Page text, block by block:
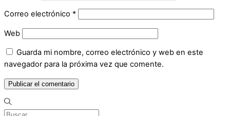
Correo electrónico *
Web
Guarda mi nombre, correo electrónico y web en este
navegador para la próxima vez que comente.